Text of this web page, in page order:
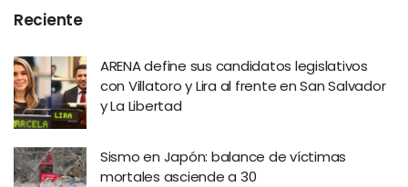
Reciente
ARENA define sus candidatos legislativos
con Villatoro y Lira al frente en San Salvador
y La Libertad
Sismo en Japón: balance de víctimas
mortales asciende a 30